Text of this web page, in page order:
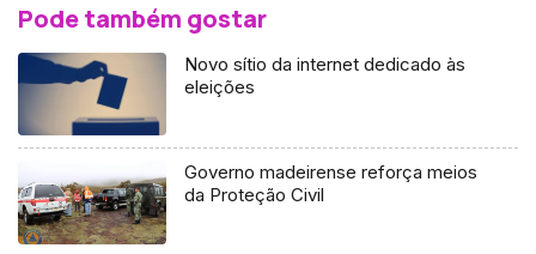
Pode também gostar
Novo sítio da internet dedicado às
eleições
Governo madeirense reforça meios
da Proteção Civil